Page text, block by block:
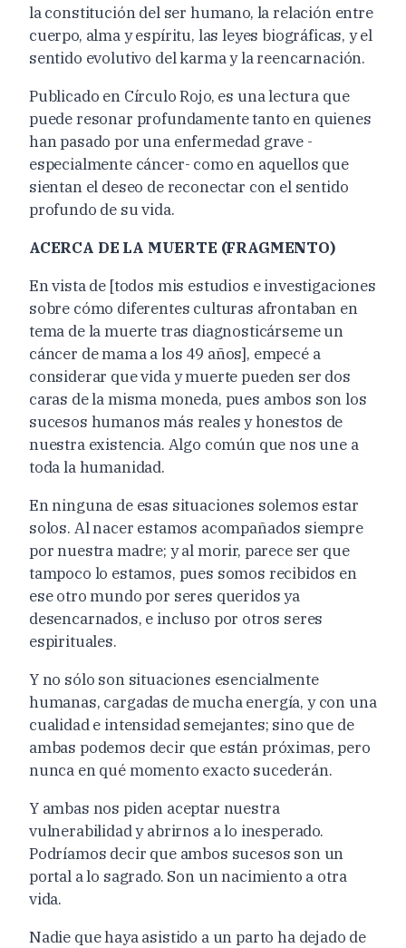
la constitución del ser humano, la relación entre
cuerpo, alma y espíritu, las leyes biográficas, y el
sentido evolutivo del karma y la reencarnación.
Publicado en Círculo Rojo, es una lectura que
puede resonar profundamente tanto en quienes
han pasado por una enfermedad grave -
especialmente cáncer- como en aquellos que
sientan el deseo de reconectar con el sentido
profundo de su vida.
ACERCA DE LA MUERTE (FRAGMENTO)
En vista de [todos mis estudios e investigaciones
sobre cómo diferentes culturas afrontaban en
tema de la muerte tras diagnosticárseme un
cáncer de mama a los 49 años], empecé a
considerar que vida y muerte pueden ser dos
caras de la misma moneda, pues ambos son los
sucesos humanos más reales y honestos de
nuestra existencia. Algo común que nos une a
toda la humanidad.
En ninguna de esas situaciones solemos estar
solos. Al nacer estamos acompañados siempre
por nuestra madre; y al morir, parece ser que
tampoco lo estamos, pues somos recibidos en
ese otro mundo por seres queridos ya
desencarnados, e incluso por otros seres
espirituales.
Y no sólo son situaciones esencialmente
humanas, cargadas de mucha energía, y con una
cualidad e intensidad semejantes; sino que de
ambas podemos decir que están próximas, pero
nunca en qué momento exacto sucederán.
Y ambas nos piden aceptar nuestra
vulnerabilidad y abrirnos a lo inesperado.
Podríamos decir que ambos sucesos son un
portal a lo sagrado. Son un nacimiento a otra
vida.
Nadie que haya asistido a un parto ha dejado de